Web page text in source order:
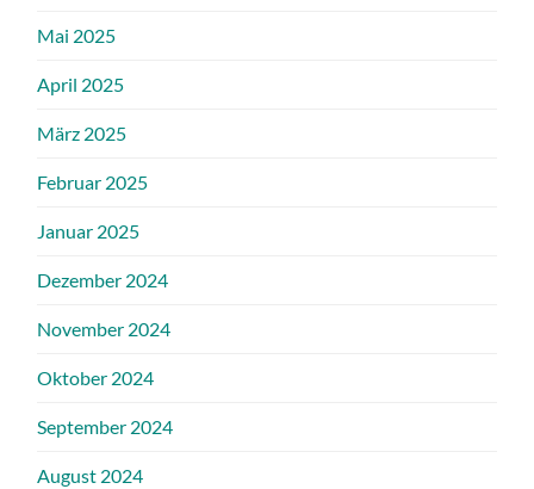
Mai 2025
April 2025
März 2025
Februar 2025
Januar 2025
Dezember 2024
November 2024
Oktober 2024
September 2024
August 2024